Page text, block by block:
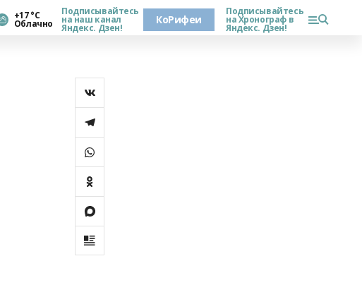
+17 °С
Облачно
Подписывайтесь
на наш канал
Яндекс. Дзен!
КоРифеи
Подписывайтесь
на Хронограф в
Яндекс. Дзен!